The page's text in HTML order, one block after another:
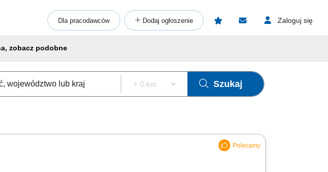
Dla pracodawców Dodaj ogłoszenie Zaloguj się
zobacz podobne
Szukaj